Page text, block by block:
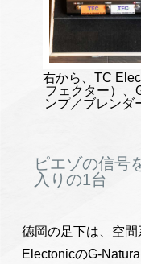
右から、TC
フェクター）、
ンプ／ブレンダ
ピエゾの信号
入りの1台
徳岡の足下は、空
ElectonicのG-